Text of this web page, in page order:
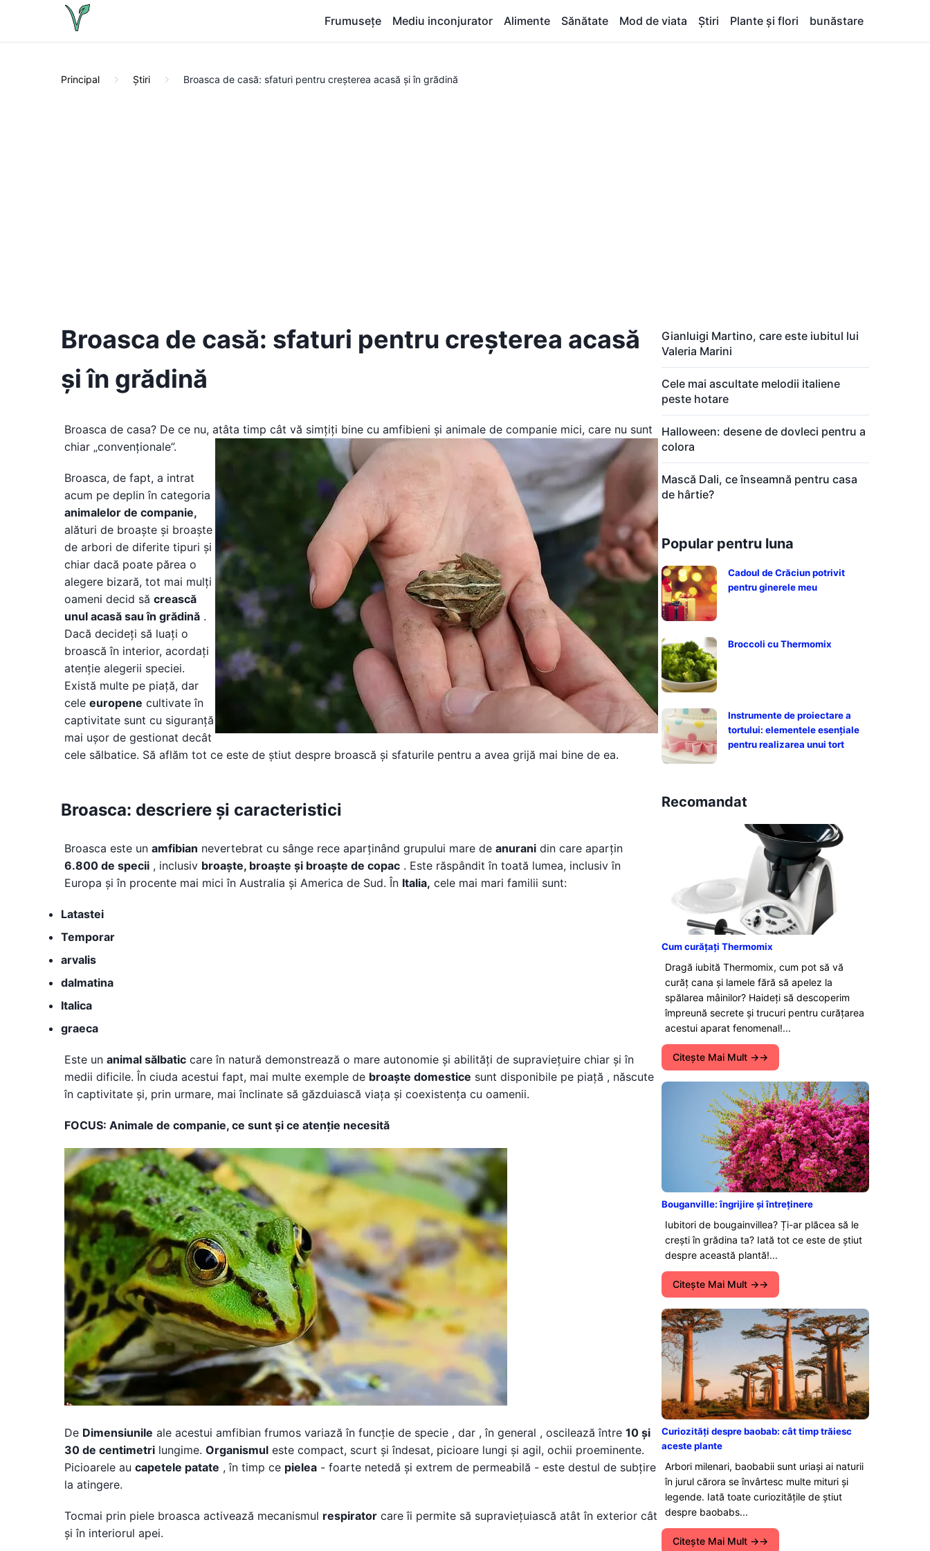
Frumuseţe Mediu inconjurator Alimente Sănătate Mod de viata Știri Plante și flori bunăstare
Principal Știri Broasca de casă: sfaturi pentru creșterea acasă și în grădină
Broasca de casă: sfaturi pentru creșterea acasă
și în grădină
Broasca de casa? De ce nu, atâta timp cât vă simțiți bine cu amfibieni și animale de companie mici, care nu sunt
chiar „convenționale”.
Broasca, de fapt, a intrat
acum pe deplin în categoria
animalelor de companie,
alături de broaște și broaște
de arbori de diferite tipuri și
chiar dacă poate părea o
alegere bizară, tot mai mulți
oameni decid să crească
unul acasă sau în grădină .
Dacă decideți să luați o
broască în interior, acordați
atenție alegerii speciei.
Există multe pe piață, dar
cele europene cultivate în
captivitate sunt cu siguranță
mai ușor de gestionat decât
cele sălbatice. Să aflăm tot ce este de știut despre broască și sfaturile pentru a avea grijă mai bine de ea.
Broasca: descriere și caracteristici
Broasca este un amfibian nevertebrat cu sânge rece aparținând grupului mare de anurani din care aparțin
6.800 de specii , inclusiv broaște, broaște și broaște de copac . Este răspândit în toată lumea, inclusiv în
Europa și în procente mai mici în Australia și America de Sud. În Italia, cele mai mari familii sunt:
Latastei
Temporar
arvalis
dalmatina
Italica
graeca
Este un animal sălbatic care în natură demonstrează o mare autonomie și abilități de supraviețuire chiar și în
medii dificile. În ciuda acestui fapt, mai multe exemple de broaște domestice sunt disponibile pe piață , născute
în captivitate și, prin urmare, mai înclinate să găzduiască viața și coexistența cu oamenii.
FOCUS: Animale de companie, ce sunt și ce atenție necesită
De Dimensiunile ale acestui amfibian frumos variază în funcție de specie , dar , în general , oscilează între 10 și
30 de centimetri lungime. Organismul este compact, scurt și îndesat, picioare lungi și agil, ochii proeminente.
Picioarele au capetele patate , în timp ce pielea - foarte netedă și extrem de permeabilă - este destul de subțire
la atingere.
Tocmai prin piele broasca activează mecanismul respirator care îi permite să supraviețuiască atât în ​​exterior cât
și în interiorul apei.
Gianluigi Martino, care este iubitul lui
Valeria Marini
Cele mai ascultate melodii italiene
peste hotare
Halloween: desene de dovleci pentru a
colora
Mască Dali, ce înseamnă pentru casa
de hârtie?
Popular pentru luna
Cadoul de Crăciun potrivit
pentru ginerele meu
Broccoli cu Thermomix
Instrumente de proiectare a
tortului: elementele esențiale
pentru realizarea unui tort
Recomandat
Cum curățați Thermomix
Dragă iubită Thermomix, cum pot să vă
curăț cana și lamele fără să apelez la
spălarea mâinilor? Haideți să descoperim
împreună secrete și trucuri pentru curățarea
acestui aparat fenomenal!...
Citeşte Mai Mult →
Bouganville: îngrijire și întreținere
Iubitori de bougainvillea? Ți-ar plăcea să le
crești în grădina ta? Iată tot ce este de știut
despre această plantă!...
Citeşte Mai Mult →
Curiozități despre baobab: cât timp trăiesc
aceste plante
Arbori milenari, baobabii sunt uriași ai naturii
în jurul cărora se învârtesc multe mituri și
legende. Iată toate curiozitățile de știut
despre baobabs...
Citeşte Mai Mult →